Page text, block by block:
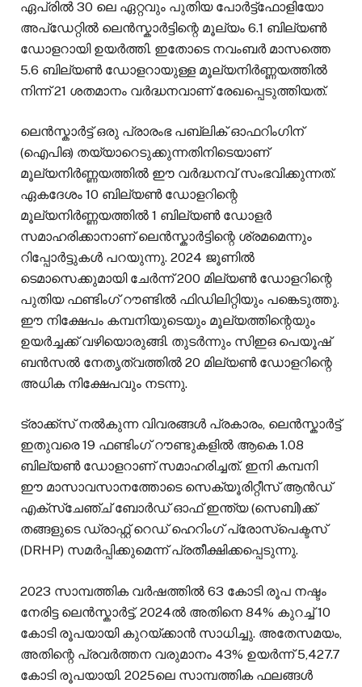
ഏപ്രിൽ 30 ലെ ഏറ്റവും പുതിയ പോർട്ട്‌ഫോളിയോ
അപ്‌ഡേറ്റിൽ ലെൻസ്കാർട്ടിന്റെ മൂല്യം 6.1 ബില്യൺ
ഡോളറായി ഉയർത്തി. ഇതോടെ നവംബർ മാസത്തെ
5.6 ബില്യൺ ഡോളറായുള്ള മൂല്യനിർണ്ണയത്തിൽ
നിന്ന് 21 ശതമാനം വർദ്ധനവാണ് രേഖപ്പെടുത്തിയത്.
ലെൻസ്കാർട്ട് ഒരു പ്രാരംഭ പബ്ലിക് ഓഫറിംഗിന്
(ഐപിഒ) തയ്യാറെടുക്കുന്നതിനിടെയാണ്
മൂല്യനിർണ്ണയത്തിൽ ഈ വർദ്ധനവ് സംഭവിക്കുന്നത്.
ഏകദേശം 10 ബില്യൺ ഡോളറിന്റെ
മൂല്യനിർണ്ണയത്തിൽ 1 ബില്യൺ ഡോളർ
സമാഹരിക്കാനാണ് ലെൻസ്കാർട്ടിന്റെ ശ്രമമെന്നും
റിപ്പോർട്ടുകൾ പറയുന്നു. 2024 ജൂണിൽ
ടെമാസെക്കുമായി ചേർന്ന് 200 മില്യൺ ഡോളറിന്റെ
പുതിയ ഫണ്ടിംഗ് റൗണ്ടിൽ ഫിഡിലിറ്റിയും പങ്കെടുത്തു.
ഈ നിക്ഷേപം കമ്പനിയുടെയും മൂല്യത്തിന്റെയും
ഉയർച്ചക്ക് വഴിയൊരുങ്ങി. തുടർന്നും സിഇഒ പെയൂഷ്
ബൻസൽ നേതൃത്വത്തിൽ 20 മില്യൺ ഡോളറിന്റെ
അധിക നിക്ഷേപവും നടന്നു.
ട്രാക്ക്‌സ് നൽകുന്ന വിവരങ്ങൾ പ്രകാരം, ലെൻസ്കാർട്ട്
ഇതുവരെ 19 ഫണ്ടിംഗ് റൗണ്ടുകളിൽ ആകെ 1.08
ബില്യൺ ഡോളറാണ് സമാഹരിച്ചത്. ഇനി കമ്പനി
ഈ മാസാവസാനത്തോടെ സെക്യൂരിറ്റീസ് ആൻഡ്
എക്സ്ചേഞ്ച് ബോർഡ് ഓഫ് ഇന്ത്യ (സെബി)ക്ക്
തങ്ങളുടെ ഡ്രാഫ്റ്റ് റെഡ് ഹെറിംഗ് പ്രോസ്പെക്ടസ്
(DRHP) സമർപ്പിക്കുമെന്ന് പ്രതീക്ഷിക്കപ്പെടുന്നു.
2023 സാമ്പത്തിക വർഷത്തിൽ 63 കോടി രൂപ നഷ്ടം
നേരിട്ട ലെൻസ്കാർട്ട്, 2024ൽ അതിനെ 84% കുറച്ച് 10
കോടി രൂപയായി കുറയ്ക്കാൻ സാധിച്ചു. അതേസമയം,
അതിന്റെ പ്രവർത്തന വരുമാനം 43% ഉയർന്ന് 5,427.7
കോടി രൂപയായി. 2025ലെ സാമ്പത്തിക ഫലങ്ങൾ